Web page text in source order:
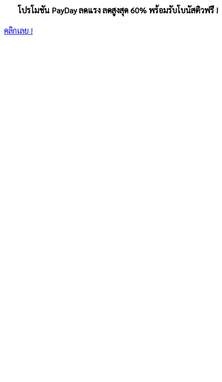
โปรโมชัน PayDay ลดแรง ลดสูงสุด 60% พร้อมรับโบนัสติวฟรี !
คลิกเลย !